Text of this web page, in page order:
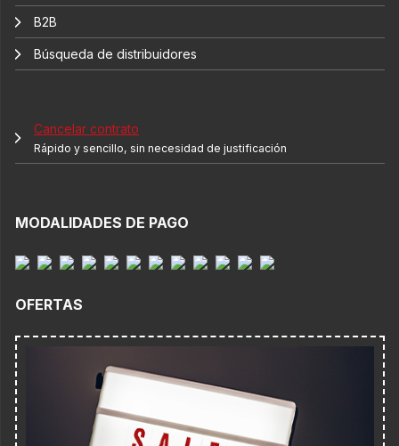
B2B
Búsqueda de distribuidores
Cancelar contrato
Rápido y sencillo, sin necesidad de justificación
MODALIDADES DE PAGO
OFERTAS